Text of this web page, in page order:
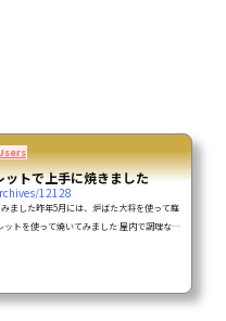
トで上手に焼きました
12128
した昨年5月には、炉ばた大将を使って庭
トを使って焼いてみました 屋内で調理なの
べました今までもったいなくて食べなかった